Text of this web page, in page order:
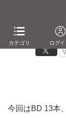
カテゴリ ログイ
「Blu-ray/DVD発売
今回はBD 13本